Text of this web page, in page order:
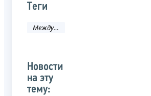
Теги
Международное сотрудничество
Новости
на эту
тему: